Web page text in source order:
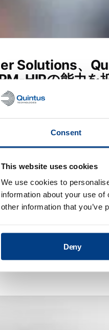
Consent
This website uses cookies
We use cookies to
information about your use
other information that you’ve
Deny
Solutions、
HIPの能力を
HPHT™）によ